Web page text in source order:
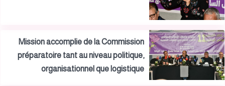
Mission accomplie de la Commission
préparatoire tant au niveau politique,
organisationnel que logistique